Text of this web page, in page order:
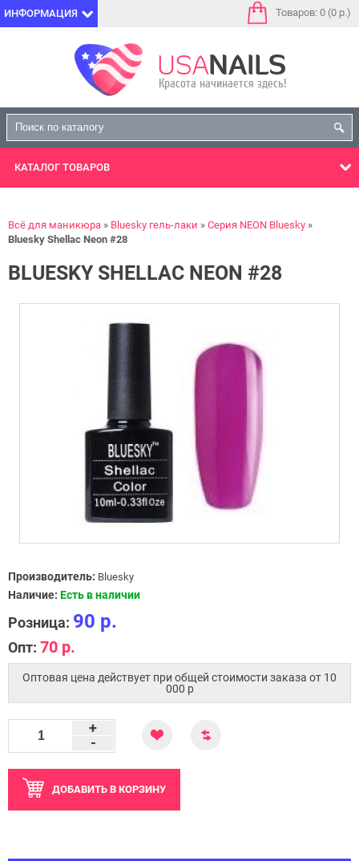
ИНФОРМАЦИЯ Товаров: 0 (0 р.)
КАТАЛОГ ТОВАРОВ
Всё для маникюра Bluesky гель-лаки
Серия NEON Bluesky
Bluesky Shellac Neon #28
BLUESKY SHELLAC NEON #28
Производитель: Bluesky
Наличие: Есть в наличии
Розница: 90 р.
Опт: 70 р.
Оптовая цена действует при общей стоимости заказа от 10
000 p
-
+
ДОБАВИТЬ В КОРЗИНУ